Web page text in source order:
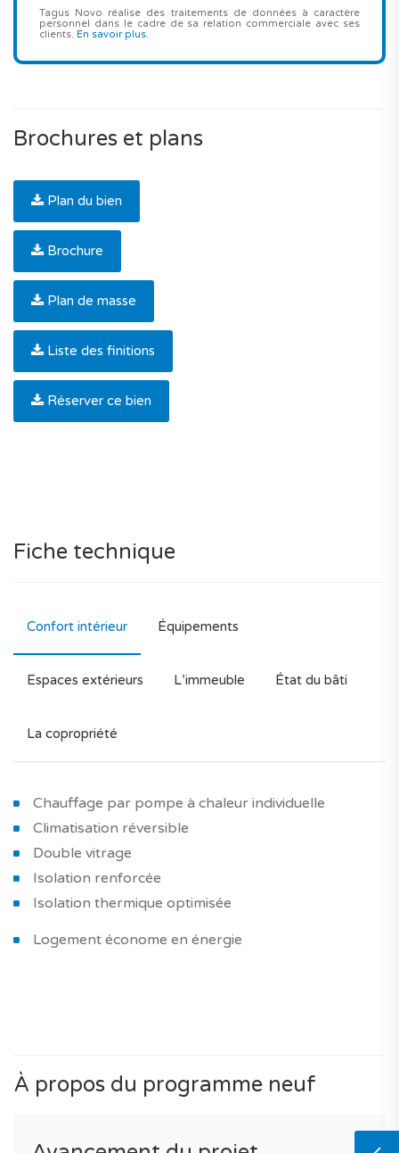
Tagus Novo réalise des traitements de données à caractère
personnel dans le cadre de sa relation commerciale avec ses
clients. En savoir plus
Brochures et plans
Plan du bien
Brochure
Plan de masse
Liste des finitions
Réserver ce bien
Fiche technique
Confort intérieur Équipements
Espaces extérieurs L’immeuble État du bâti
La copropriété
Chauffage par pompe à chaleur individuelle
Climatisation réversible
Double vitrage
Isolation renforcée
Isolation thermique optimisée
Logement économe en énergie
À propos du programme neuf